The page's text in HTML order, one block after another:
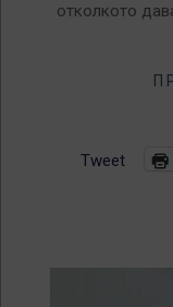
отколкото
Tweet